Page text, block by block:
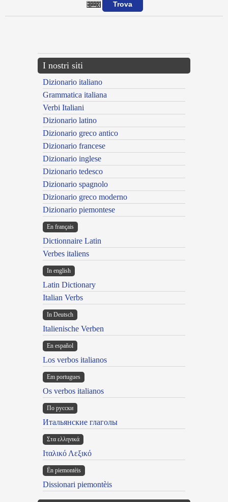
I nostri siti
Dizionario italiano
Grammatica italiana
Verbi Italiani
Dizionario latino
Dizionario greco antico
Dizionario francese
Dizionario inglese
Dizionario tedesco
Dizionario spagnolo
Dizionario greco moderno
Dizionario piemontese
En français
Dictionnaire Latin
Verbes italiens
In english
Latin Dictionary
Italian Verbs
In Deutsch
Italienische Verben
En español
Los verbos italianos
Em portugues
Os verbos italianos
По русски
Итальянские глаголы
Στα ελληνικά
Ιταλικό Λεξικό
Ën piemontèis
Dissionari piemontèis